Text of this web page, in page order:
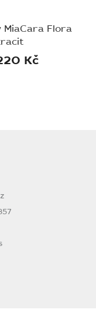
MiaCara Flora
Kč